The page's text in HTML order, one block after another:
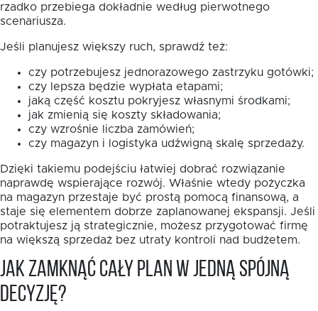
rzadko przebiega dokładnie według pierwotnego
scenariusza.
Jeśli planujesz większy ruch, sprawdź też:
czy potrzebujesz jednorazowego zastrzyku gotówki;
czy lepsza będzie wypłata etapami;
jaką część kosztu pokryjesz własnymi środkami;
jak zmienią się koszty składowania;
czy wzrośnie liczba zamówień;
czy magazyn i logistyka udźwigną skalę sprzedaży.
Dzięki takiemu podejściu łatwiej dobrać rozwiązanie
naprawdę wspierające rozwój. Właśnie wtedy pożyczka
na magazyn przestaje być prostą pomocą finansową, a
staje się elementem dobrze zaplanowanej ekspansji. Jeśli
potraktujesz ją strategicznie, możesz przygotować firmę
na większą sprzedaż bez utraty kontroli nad budżetem.
Jak zamknąć cały plan w jedną spójną
decyzję?